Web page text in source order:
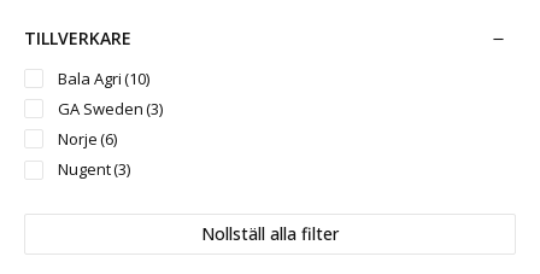
TILLVERKARE
Bala Agri(10)
GA Sweden(3)
Norje(6)
Nugent(3)
Nollställ alla filter